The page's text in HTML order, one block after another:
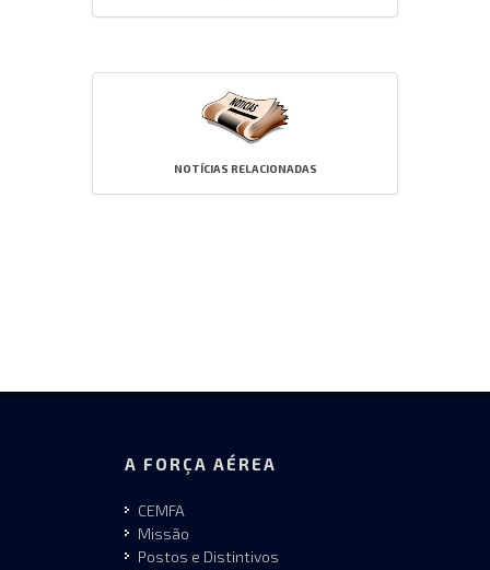
NOTÍCIAS RELACIONADAS
A FORÇA AÉREA
CEMFA
Missão
Postos e Distintivos